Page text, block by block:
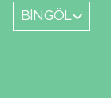
BİNGÖL